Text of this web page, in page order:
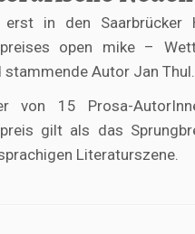
erst in den
open mike –
stammende Autor Jan Thul.
von 15 Prosa-
gilt als das
Literaturszene.